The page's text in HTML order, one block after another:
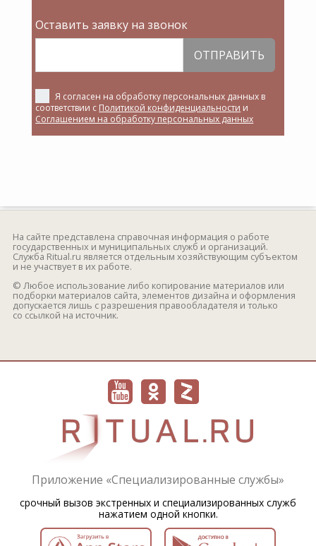
Оставить заявку на звонок
ОТПРАВИТЬ
Я согласен на обработку персональных данных в
соответствии с Политикой конфиденциальности и
Соглашением на обработку персональных данных
На сайте представлена справочная информация о работе
государственных и муниципальных служб и организаций.
Служба Ritual.ru является отдельным хозяйствующим субъектом
и не участвует в их работе.
© Любое использование либо копирование материалов или
подборки материалов сайта, элементов дизайна и оформления
допускается лишь с разрешения правообладателя и только
со ссылкой на источник.
Приложение «Специализированные службы»
срочный вызов экстренных и специализированных служб
нажатием одной кнопки.